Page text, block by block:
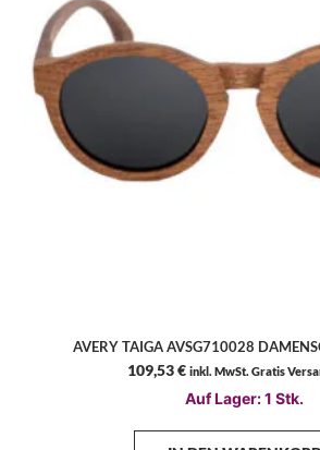
AVERY TAIGA AVSG710028
109,53€ inkl. MwSt. Gratis
Auf Lager: 1 Stk.